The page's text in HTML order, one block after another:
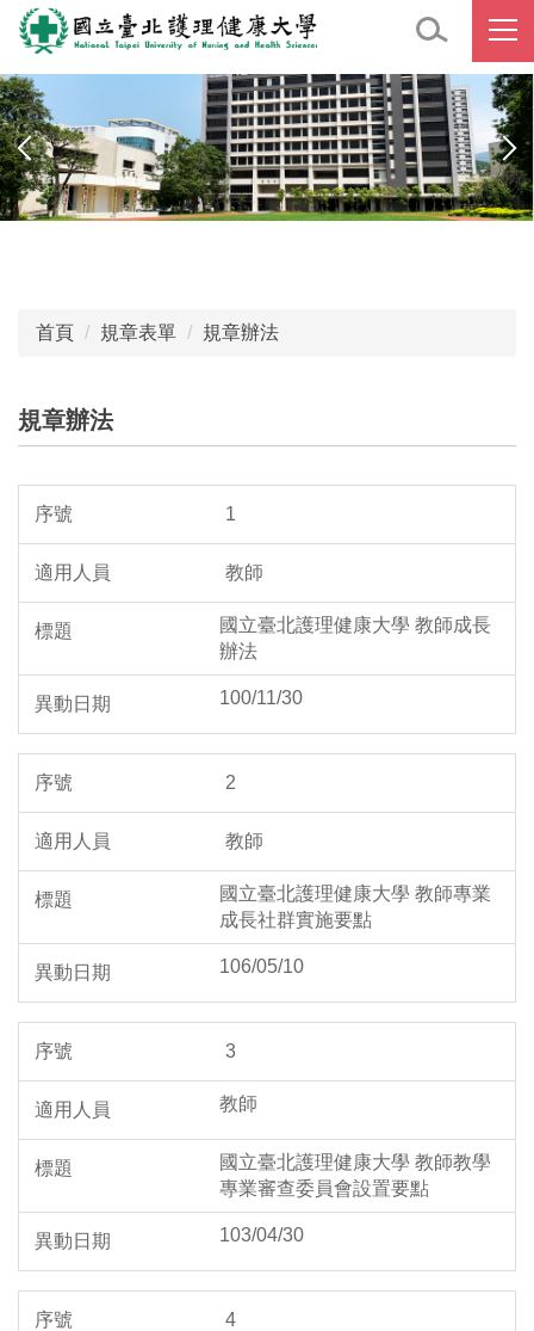
跳
到
主
要
內
容
區
首頁 規章表單 規章辦法
規章辦法
1
教師
國立臺北護理健康大學 教師成長
辦法
100/11/30
2
教師
國立臺北護理健康大學 教師專業
成長社群實施要點
106/05/10
3
教師
國立臺北護理健康大學 教師教學
專業審查委員會設置要點
103/04/30
4